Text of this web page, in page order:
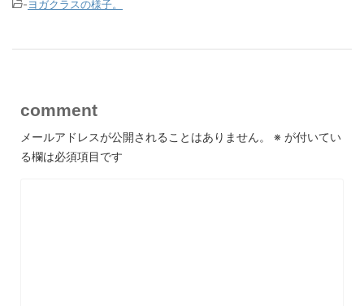
-ヨガクラスの様子。
comment
メールアドレスが公開されることはありません。 ※ が付いてい
る欄は必須項目です